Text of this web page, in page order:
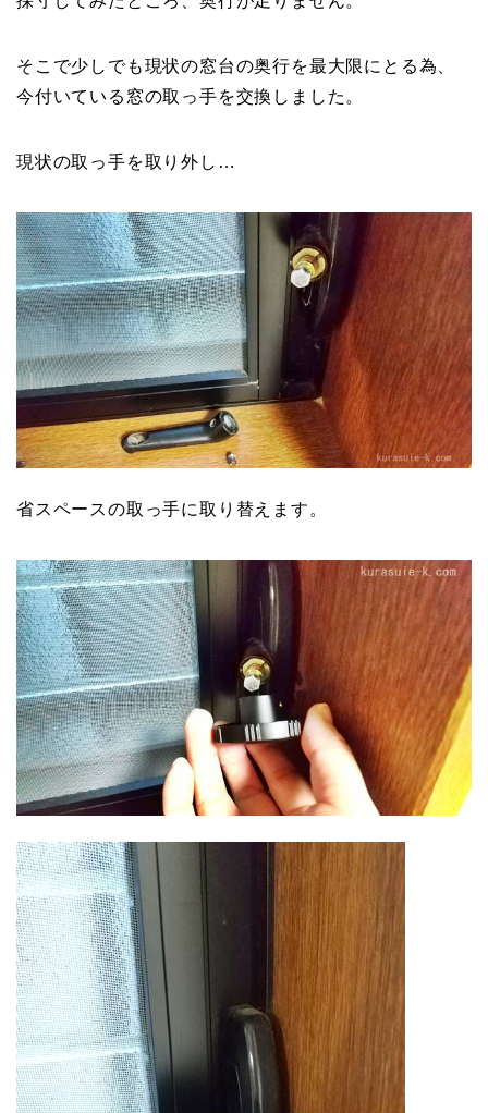
そこで少しでも現状の窓台の奥行を最大限にとる為、
今付いている窓の取っ手を交換しました。
現状の取っ手を取り外し…
省スペースの取っ手に取り替えます。